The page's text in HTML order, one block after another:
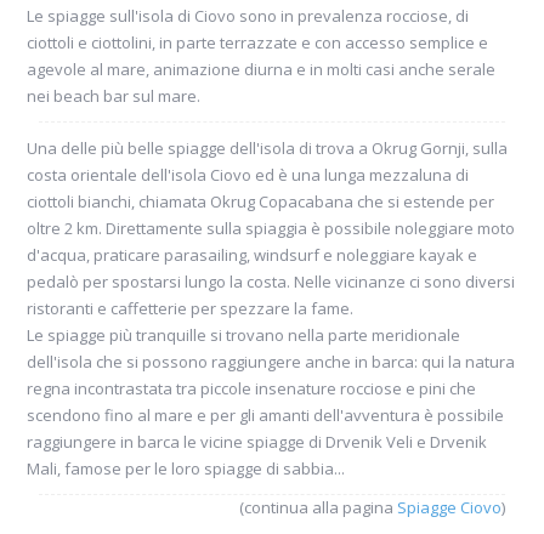
Le spiagge sull'isola di Ciovo sono in prevalenza rocciose, di
ciottoli e ciottolini, in parte terrazzate e con accesso semplice e
agevole al mare, animazione diurna e in molti casi anche serale
nei beach bar sul mare.
Una delle più belle spiagge dell'isola di trova a Okrug Gornji, sulla
costa orientale dell'isola Ciovo ed è una lunga mezzaluna di
ciottoli bianchi, chiamata Okrug Copacabana che si estende per
oltre 2 km. Direttamente sulla spiaggia è possibile noleggiare moto
d'acqua, praticare parasailing, windsurf e noleggiare kayak e
pedalò per spostarsi lungo la costa. Nelle vicinanze ci sono diversi
ristoranti e caffetterie per spezzare la fame.
Le spiagge più tranquille si trovano nella parte meridionale
dell'isola che si possono raggiungere anche in barca: qui la natura
regna incontrastata tra piccole insenature rocciose e pini che
scendono fino al mare e per gli amanti dell'avventura è possibile
raggiungere in barca le vicine spiagge di Drvenik Veli e Drvenik
Mali, famose per le loro spiagge di sabbia...
(continua alla pagina Spiagge Ciovo)